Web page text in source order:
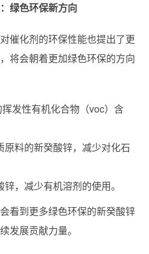
绿色环保新方向
催化剂的环保性能也提出了更
将会朝着更加绿色环保的方向
发性有机化合物（voc）含
原料的新癸酸锌，减少对化石
，减少有机溶剂的使用。
看到更多绿色环保的新癸酸锌
发展贡献力量。